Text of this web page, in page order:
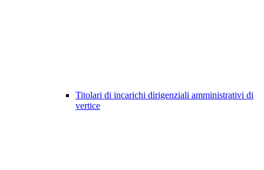
Titolari di incarichi dirigenziali amministrativi di
vertice